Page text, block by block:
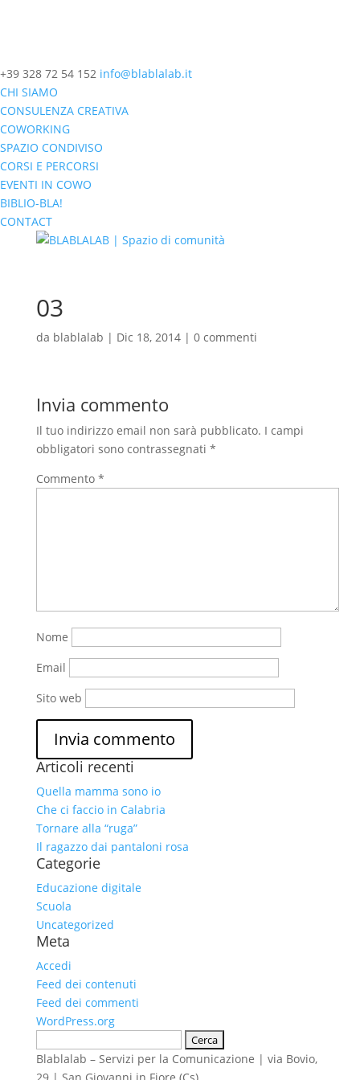
+39 328 72 54 152 info@blablalab.it
CHI SIAMO
CONSULENZA CREATIVA
COWORKING
SPAZIO CONDIVISO
CORSI E PERCORSI
EVENTI IN COWO
BIBLIO-BLA!
CONTACT
03
da blablalab | Dic 18, 2014| 0 commenti
Invia commento
Il tuo indirizzo email non sarà pubblicato. I campi
obbligatori sono contrassegnati *
Commento *
Nome
Email
Sito web
Articoli recenti
Quella mamma sono io
Che ci faccio in Calabria
Tornare alla “ruga”
Il ragazzo dai pantaloni rosa
Categorie
Educazione digitale
Scuola
Uncategorized
Meta
Accedi
Feed dei contenuti
Feed dei commenti
WordPress.org
per:
Blablalab – Servizi per la Comunicazione | via Bovio,